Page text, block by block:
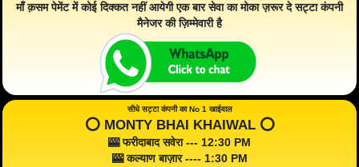
माँ क़सम पेमेंट में कोई दिक्कत नहीं आयेगी एक बार सेवा का मोका ज़रूर दे सट्टा कंपनी
मैनेजर की ज़िम्मेवारी है
सीधे सट्टा कंपनी का No 1 खाईवाल
⭕️ MONTY BHAI KHAIWAL ⭕️
🎰 फरीदाबाद सवेरा --- 12:30 PM
🎰 कल्याण बाज़ार ---- 1:30 PM